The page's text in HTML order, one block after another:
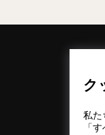
ク
私た
「
FAQs
資料
利用規